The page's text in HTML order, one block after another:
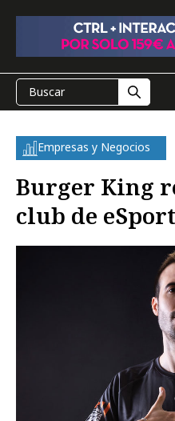
Empresas y Negocios
Burger King
club de